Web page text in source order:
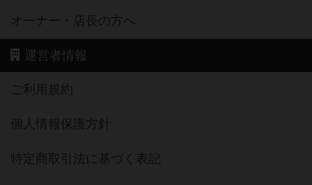
オーナー・店長の方へ
運営者情報
ご利用規約
個人情報保護方針
特定商取引法に基づく表記